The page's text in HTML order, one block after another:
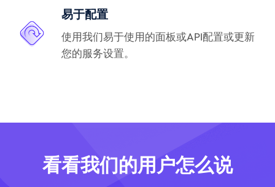
易于配置
使用我们易于使用的面板或API配置或更新
您的服务设置。
看看我们的用户怎么说